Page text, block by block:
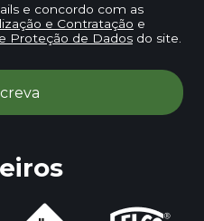
e concordo com as
e Contratação e
Proteção de Dadosdo site.